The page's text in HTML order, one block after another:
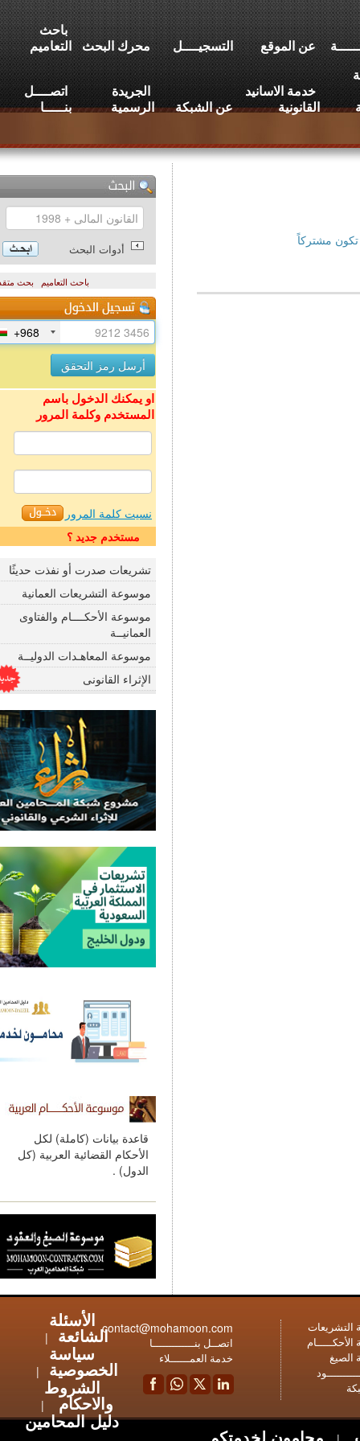
عن الموقع التسجيــــل محرك البحث
باحث
التعاميم
خدمة الاسانيد
القانونية
عن الشبكة
الجريدة
الرسمية
اتصــــل
بنـــــا
أدوات البحث
باحث التعاميم بحث متقدم
+968
او يمكنك الدخول باسم
المستخدم وكلمة المرور
نسيت كلمة المرور
مستخدم جديد ؟
تشريعات صدرت أو نفذت حديثًا
موسوعة التشريعات العمانية
موسوعة الأحكــــام والفتاوى
العمانيــة
موسوعة المعاهـدات الدوليــة
الإثراء القانونى
قاعدة بيانات (كاملة) لكل
الأحكام القضائية العربية (كل
الدول) .
contact@mohamoon.com
اتصــل بنـــــــــــــا
خدمة العمــــــلاء
الأسئلة
الشائعة |
سياسة
الخصوصية |
الشروط
والاحكام |
دليل المحامين